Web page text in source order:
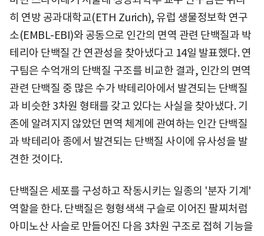
히 연방 공과대학교(ETH Zurich), 유럽 생물정보학 연구
소(EMBL-EBI)와 공동으로 인간의 면역 관련 단백질과 박
테리아 단백질 간 연관성을 찾아냈다고 14일 발표했다. 연
구팀은 수억개의 단백질 구조를 비교한 결과, 인간의 면역
관련 단백질 중 많은 수가 박테리아에서 발견되는 단백질
과 비슷한 3차원 형태를 갖고 있다는 사실을 찾아냈다. 기
존에 알려지지 않았던 면역 체계에 관여하는 인간 단백질
과 박테리아 종에서 발견되는 단백질 사이에 유사성을 발
견한 것이다.
단백질은 세포를 구성하고 작동시키는 일종의 '분자 기계'
역할을 한다. 단백질은 형형색색 구슬로 이어진 팔찌처럼
아미노산 사슬로 만들어진 다음 3차원 구조로 접혀 기능을